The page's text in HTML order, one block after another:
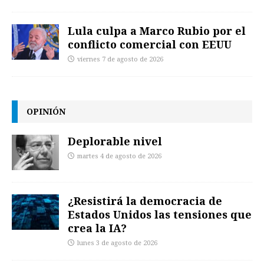
Lula culpa a Marco Rubio por el
conflicto comercial con EEUU
viernes 7 de agosto de 2026
OPINIÓN
Deplorable nivel
martes 4 de agosto de 2026
¿Resistirá la democracia de
Estados Unidos las tensiones que
crea la IA?
lunes 3 de agosto de 2026